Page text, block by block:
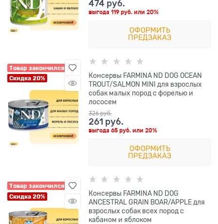
474 руб.
выгода119 руб. или20%
ОФОРМИТЬ
ПРЕДЗАКАЗ
Товар закончился
Скидка 20%
Консервы FARMINA ND DOG OCEAN
TROUT/SALMON MINI для взрослых
собак малых пород с форелью и
лососем
326 руб.
261 руб.
выгода65 руб. или20%
ОФОРМИТЬ
ПРЕДЗАКАЗ
Товар закончился
Скидка 20%
Консервы FARMINA ND DOG
ANCESTRAL GRAIN BOAR/APPLE для
взрослых собак всех пород с
кабаном и яблоком